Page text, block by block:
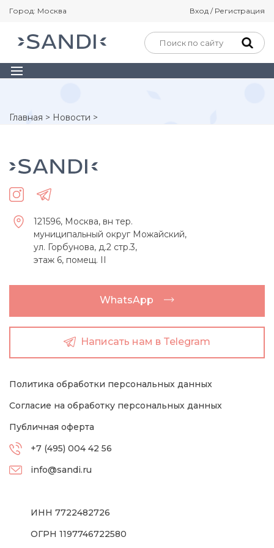
Город: Москва Вход / Регистрация
Главная > Новости >
121596, Москва, вн тер.
муниципальный округ Можайский,
ул. Горбунова, д.2 стр.3,
этаж 6, помещ. II
WhatsApp
Написать нам в Telegram
Политика обработки персональных данных
Согласие на обработку персональных данных
Публичная оферта
+7 (495) 004 42 56
info@sandi.ru
ИНН 7722482726
ОГРН 1197746722580